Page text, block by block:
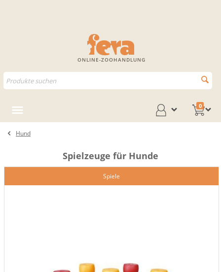
ONLINE-ZOOHANDLUNG
0
Hund
Spielzeuge für Hunde
Spiele